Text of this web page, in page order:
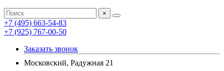
×
+7 (495) 663-54-83
+7 (925) 767-00-50
Заказать звонок
Московский, Радужная 21